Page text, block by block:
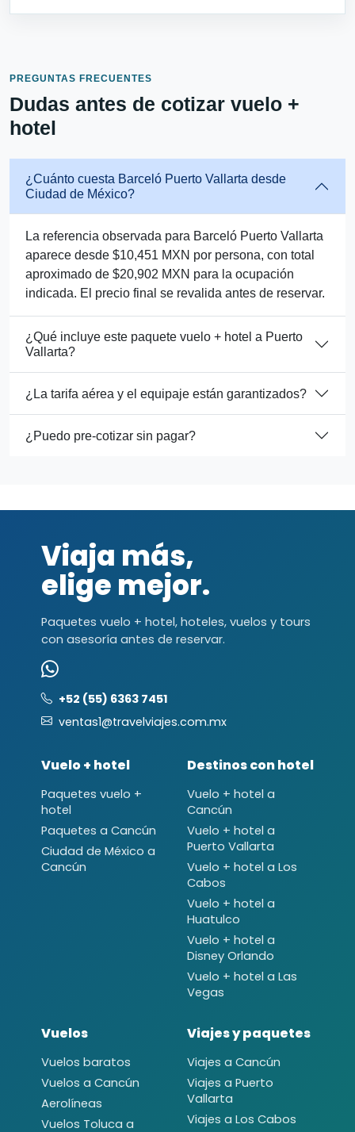
PREGUNTAS FRECUENTES
Dudas antes de cotizar vuelo +
hotel
¿Cuánto cuesta Barceló Puerto Vallarta desde
Ciudad de México?
La referencia observada para Barceló Puerto Vallarta
aparece desde $10,451 MXN por persona, con total
aproximado de $20,902 MXN para la ocupación
indicada. El precio final se revalida antes de reservar.
¿Qué incluye este paquete vuelo + hotel a Puerto
Vallarta?
¿La tarifa aérea y el equipaje están garantizados?
¿Puedo pre-cotizar sin pagar?
Viaja más,
elige mejor.
Paquetes vuelo + hotel, hoteles, vuelos y tours
con asesoría antes de reservar.
+52 (55) 6363 7451
ventas1@travelviajes.com.mx
Vuelo + hotel
Paquetes vuelo +
hotel
Paquetes a Cancún
Ciudad de México a
Cancún
Destinos con hotel
Vuelo + hotel a
Cancún
Vuelo + hotel a
Puerto Vallarta
Vuelo + hotel a Los
Cabos
Vuelo + hotel a
Huatulco
Vuelo + hotel a
Disney Orlando
Vuelo + hotel a Las
Vegas
Vuelos
Vuelos baratos
Vuelos a Cancún
Aerolíneas
Vuelos Toluca a
Viajes y paquetes
Viajes a Cancún
Viajes a Puerto
Vallarta
Viajes a Los Cabos